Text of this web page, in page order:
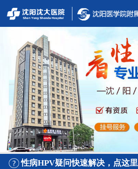
性病HPV疑问快速解决，点这里